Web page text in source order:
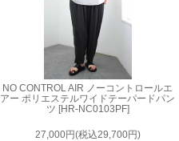
NO CONTROL AIR ノーコントロールエ
アー ポリエステルワイドテーパードパン
ツ [HR-NC0103PF]
27,000円(税込29,700円)